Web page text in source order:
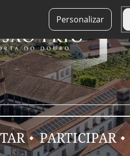
Personalizar
PARTICIPAR